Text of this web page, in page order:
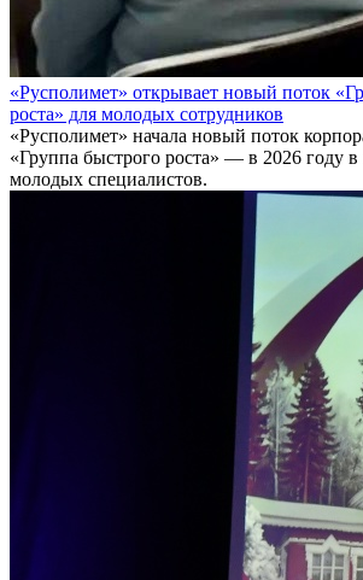
«Русполимет» открывает новый поток
роста» для молодых сотрудников
«Русполимет» начала новый поток
«Группа быстрого роста» — в 2026 году в
молодых специалистов.